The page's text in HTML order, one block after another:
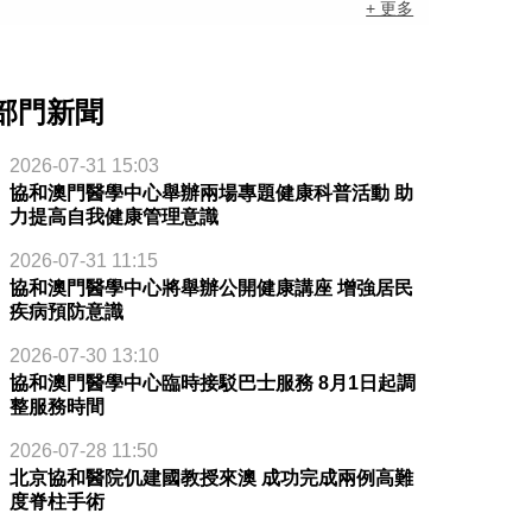
+ 更多
門新聞
2026-07-31 15:03
協和澳門醫學中心舉辦兩場專題健康科普活動 助
力提高自我健康管理意識
2026-07-31 11:15
協和澳門醫學中心將舉辦公開健康講座 增強居民
疾病預防意識
2026-07-30 13:10
協和澳門醫學中心臨時接駁巴士服務 8月1日起調
整服務時間
2026-07-28 11:50
北京協和醫院仉建國教授來澳 成功完成兩例高難
度脊柱手術